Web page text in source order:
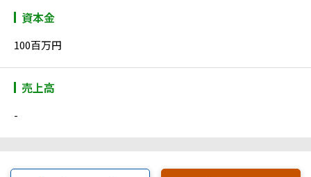
資本金
100百万円
売上高
-